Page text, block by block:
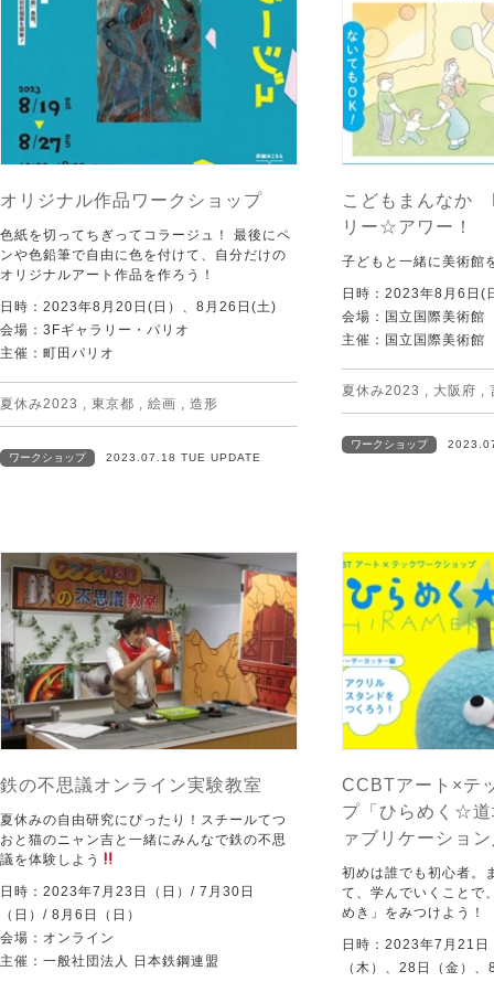
オリジナル作品ワークショップ
色紙を切ってちぎってコラージュ！ 最後にペ
ンや色鉛筆で自由に色を付けて、自分だけの
オリジナルアート作品を作ろう！
日時：2023年8月20日(日）、8月26日(土)
会場：3Fギャラリー・パリオ
主催：町田パリオ
夏休み2023 , 東京都 , 絵画 , 造形
ワークショップ 2023.07.18 TUE UPDATE
こどもまんな
リー☆アワー！
子どもと一緒に美術館
日時：2023年8月6日(
会場：国立国際美術館
主催：国立国際美術館
夏休み2023 , 大阪府 ,
ワークショップ
鉄の不思議オンライン実験教室
夏休みの自由研究にぴったり！スチールてつ
おと猫のニャン吉と一緒にみんなで鉄の不思
議を体験しよう
日時：2023年7月23日（日）/ 7月30日
（日）/ 8月6日（日）
会場：オンライン
主催：一般社団法人 日本鉄鋼連盟
CCBTアート×テ
プ「ひらめく☆
ァブリケーショ
初めは誰でも初心者。
て、学んでいくことで
めき」をみつけよう！
日時：2023年7月21
（木）、28日（金）